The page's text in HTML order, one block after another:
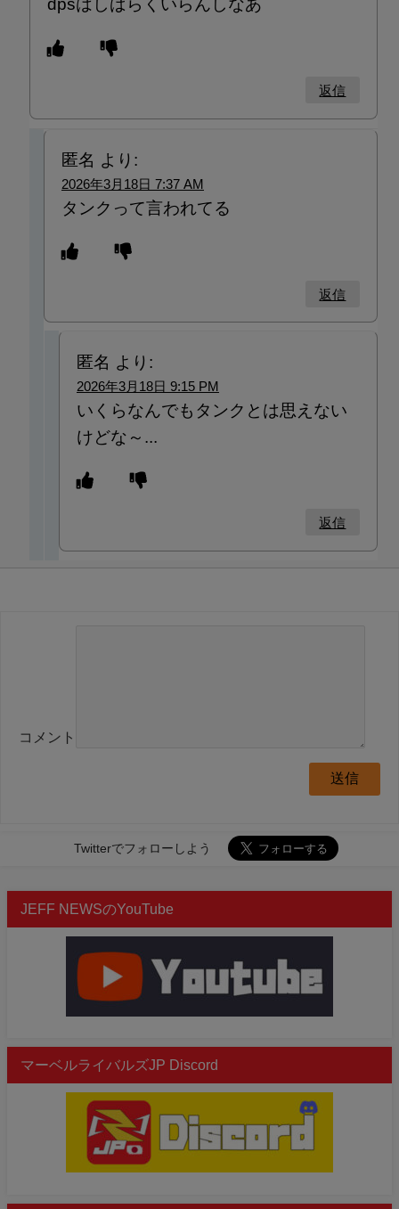
dpsはしばらくいらんしなあ
返信
匿名 より:
2026年3月18日 7:37 AM
タンクって言われてる
返信
匿名 より:
2026年3月18日 9:15 PM
いくらなんでもタンクとは思えない
けどな～...
返信
コメント
Twitterでフォローしよう
JEFF NEWSのYouTube
マーベルライバルズJP Discord